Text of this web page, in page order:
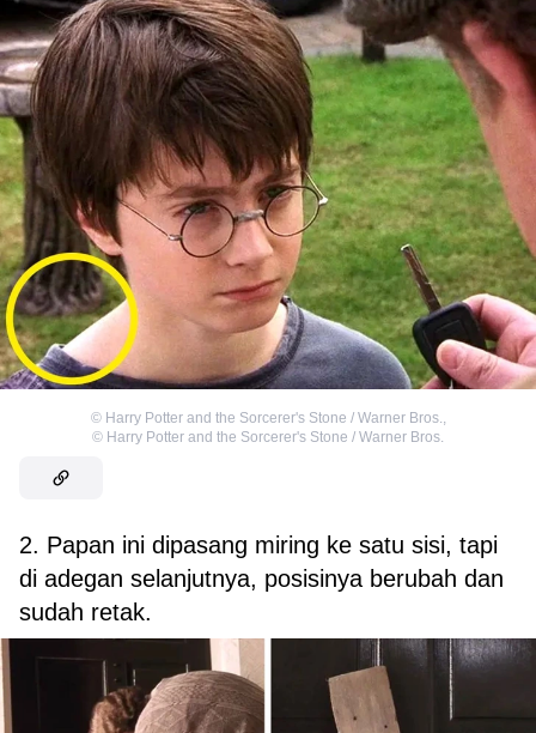
© Harry Potter and the Sorcerer's Stone / Warner Bros.
© Harry Potter and the Sorcerer's Stone / Warner Bros.
2. Papan ini dipasang miring ke satu sisi, tapi
di adegan selanjutnya, posisinya berubah dan
sudah retak.